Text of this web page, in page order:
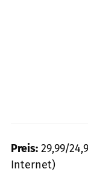
Preis: 29,99/
Internet)